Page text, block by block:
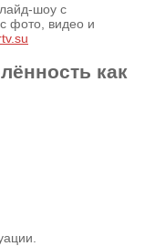
шоу с
фото, видео и
как